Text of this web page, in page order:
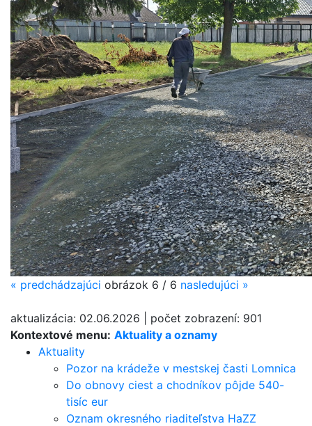
Kontextové menu: Aktuality a oznamy
Aktuality
Pozor na krádeže v mestskej časti Lomnica
Do obnovy ciest a chodníkov pôjde 540-
tisíc eur
Oznam okresného riaditeľstva HaZZ
« predchádzajúci obrázok 6 / 6 nasledujúci »
aktualizácia: 02.06.2026 počet zobrazení: 901